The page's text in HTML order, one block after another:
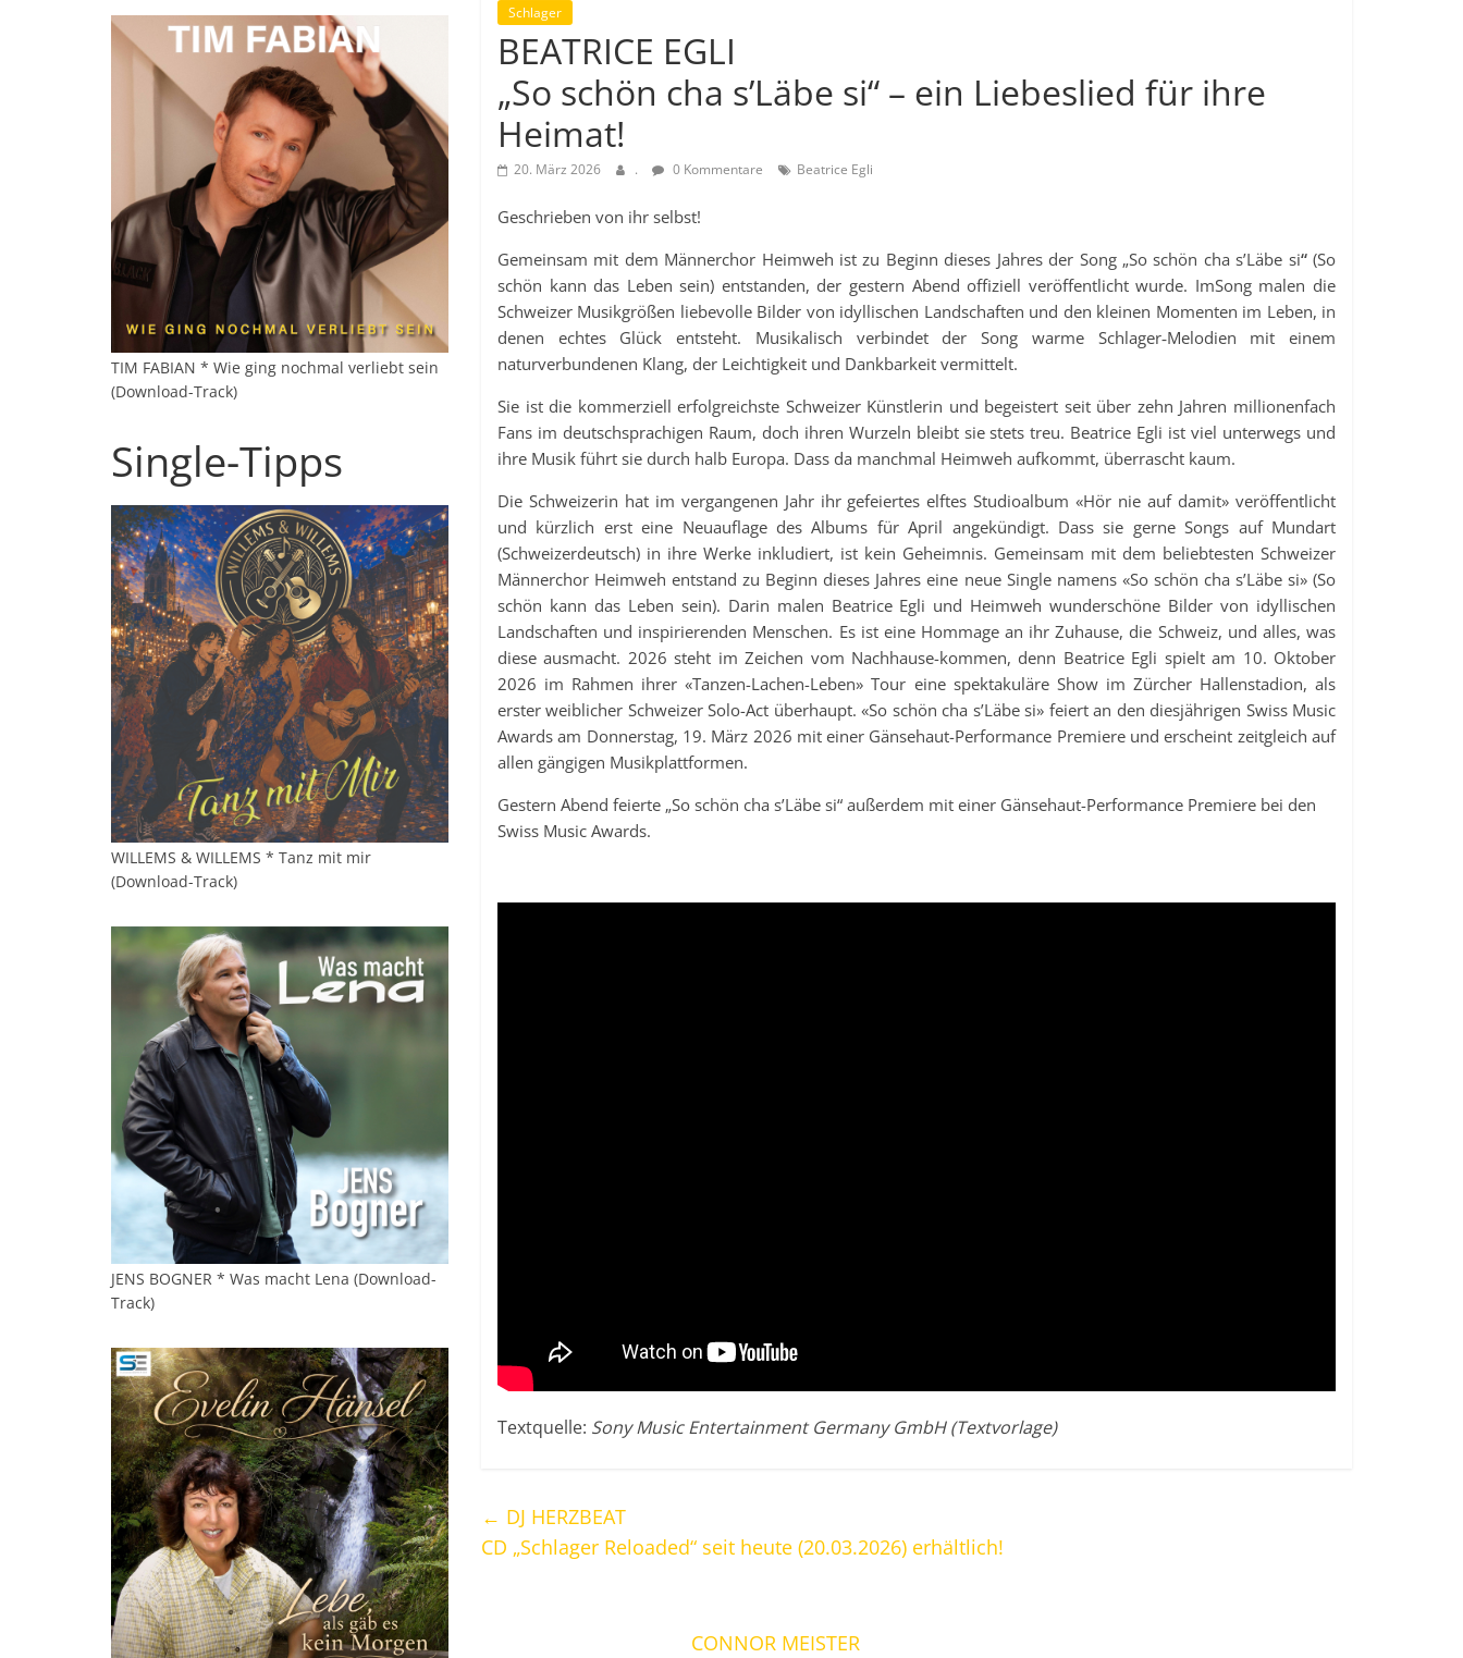
Schlager
BEATRICE EGLI
„So schön cha s’Läbe si“ – ein Liebeslied für ihre
Heimat!
20. März 2026 . 0 Kommentare Beatrice Egli
Geschrieben von ihr selbst!
Gemeinsam mit dem Männerchor Heimweh ist zu Beginn dieses Jahres der Song „So schön cha s’Läbe si“(So
schön kann das Leben sein) entstanden, der gestern Abend offiziell veröffentlicht wurde. ImSong malen die
Schweizer Musikgrößen liebevolle Bilder von idyllischen Landschaften und den kleinen Momenten im Leben, in
denen echtes Glück entsteht. Musikalisch verbindet der Song warme Schlager‑Melodien mit einem
naturverbundenen Klang, der Leichtigkeit und Dankbarkeit vermittelt.
Sie ist die kommerziell erfolgreichste Schweizer Künstlerin und begeistert seit über zehn Jahren millionenfach
Fans im deutschsprachigen Raum, doch ihren Wurzeln bleibt sie stets treu. Beatrice Egli ist viel unterwegs und
ihre Musik führt sie durch halb Europa. Dass da manchmal Heimweh aufkommt, überrascht kaum.
Die Schweizerin hat im vergangenen Jahr ihr gefeiertes elftes Studioalbum «Hör nie auf damit» veröffentlicht
und kürzlich erst eine Neuauflage des Albums für April angekündigt. Dass sie gerne Songs auf Mundart
(Schweizerdeutsch) in ihre Werke inkludiert, ist kein Geheimnis. Gemeinsam mit dem beliebtesten Schweizer
Männerchor Heimweh entstand zu Beginn dieses Jahres eine neue Single namens «So schön cha s’Läbe si» (So
schön kann das Leben sein). Darin malen Beatrice Egli und Heimweh wunderschöne Bilder von idyllischen
Landschaften und inspirierenden Menschen. Es ist eine Hommage an ihr Zuhause, die Schweiz, und alles, was
diese ausmacht. 2026 steht im Zeichen vom Nachhause-kommen, denn Beatrice Egli spielt am 10. Oktober
2026 im Rahmen ihrer «Tanzen-Lachen-Leben» Tour eine spektakuläre Show im Zürcher Hallenstadion, als
erster weiblicher Schweizer Solo-Act überhaupt. «So schön cha s’Läbe si» feiert an den diesjährigen Swiss Music
Awards am Donnerstag, 19. März 2026 mit einer Gänsehaut-Performance Premiere und erscheint zeitgleich auf
allen gängigen Musikplattformen.
Gestern Abend feierte „So schön cha s’Läbe si“ außerdem mit einer Gänsehaut-Performance Premiere bei den
Swiss Music Awards.
Textquelle: Sony Music Entertainment Germany GmbH (Textvorlage)
← DJ HERZBEAT
CD „Schlager Reloaded“ seit heute (20.03.2026) erhältlich!
CONNOR MEISTER
TIM FABIAN * Wie ging nochmal verliebt sein
(Download-Track)
Single-Tipps
WILLEMS & WILLEMS * Tanz mit mir
(Download-Track)
JENS BOGNER * Was macht Lena (Download-
Track)